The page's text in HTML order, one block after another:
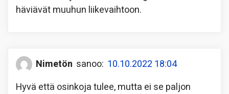
häviävät muuhun liikevaihtoon.
Nimetön sanoo: 10.10.2022 18:04
Hyvä että osinkoja tulee, mutta ei se paljon